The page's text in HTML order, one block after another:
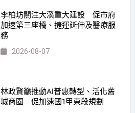
李柏坊關注大溪重大建設 促市府
加速第三座橋、捷運延伸及醫療服
務
2026-08-07
林政賢籲推動AI普惠轉型、活化舊
城商圈 促加速國1甲東段規劃